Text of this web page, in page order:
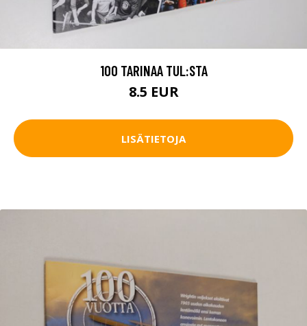
100 TARINAA TUL:STA
8.5 EUR
LISÄTIETOJA